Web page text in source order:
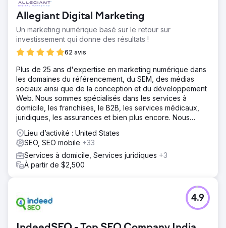
cartographie détaillée du parcours et à la mise en œuvre
d'une boucle de rétroaction continue pour répondre de
manière proactive aux préoccupations
Résultat
L'entreprise a enregistré une augmentation substantielle
de son chiffre d'affaires de 41 %, passant de 17 à 24
millions de dollars en un an. Le taux de clôture des ventes
s'est considérablement amélioré, passant de 7 à 15 %.
Les initiatives d'amélioration de l'expérience client ont
conduit à une augmentation des activités récurrentes et
des recommandations, ce qui a encore renforcé la
trajectoire de croissance de l'entreprise. Les
continuer à réussir sur un marché concurrentiel,
établissant de nouvelles normes en matière d'efficacité
opérationnelle et de satisfaction client.
Allegiant Digital Marketing
Un marketing numérique basé sur le retour sur
investissement qui donne des résultats !
62 avis
Plus de 25 ans d'expertise en marketing numérique dans
les domaines du référencement, du SEM, des médias
sociaux ainsi que de la conception et du développement
Web. Nous sommes spécialisés dans les services à
domicile, les franchises, le B2B, les services médicaux,
juridiques, les assurances et bien plus encore. Nous
pour accompagner les PME
Lieu d’activité : United States
SEO, SEO mobile +33
Services à domicile, Services juridiques +3
À partir de $2,500
4.9